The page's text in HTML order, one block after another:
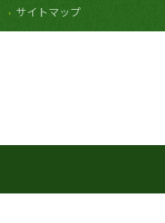
サイトマップ